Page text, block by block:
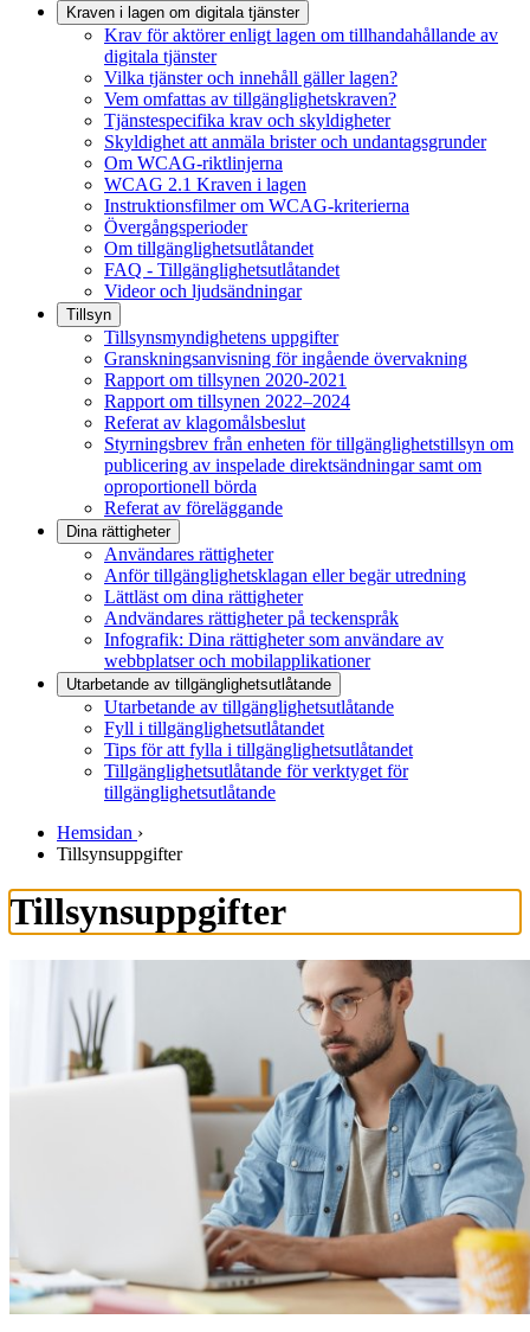
Kraven i lagen om digitala tjänster
Krav för aktörer enligt lagen om tillhandahållande av
digitala tjänster
Vilka tjänster och innehåll gäller lagen?
Vem omfattas av tillgänglighetskraven?
Tjänstespecifika krav och skyldigheter
Skyldighet att anmäla brister och undantagsgrunder
Om WCAG-riktlinjerna
WCAG 2.1 Kraven i lagen
Instruktionsfilmer om WCAG-kriterierna
Övergångsperioder
Om tillgänglighetsutlåtandet
FAQ - Tillgänglighetsutlåtandet
Videor och ljudsändningar
Tillsyn
Tillsynsmyndighetens uppgifter
Granskningsanvisning för ingående övervakning
Rapport om tillsynen 2020-2021
Rapport om tillsynen 2022–2024
Referat av klagomålsbeslut
Styrningsbrev från enheten för tillgänglighetstillsyn om
publicering av inspelade direktsändningar samt om
oproportionell börda
Referat av föreläggande
Dina rättigheter
Användares rättigheter
Anför tillgänglighetsklagan eller begär utredning
Lättläst om dina rättigheter
Andvändares rättigheter på teckenspråk
Infografik: Dina rättigheter som användare av
webbplatser och mobilapplikationer
Utarbetande av tillgänglighets­utlåtande
Utarbetande av tillgänglighetsutlåtande
Fyll i tillgänglighetsutlåtandet
Tips för att fylla i tillgänglighetsutlåtandet
Tillgänglighetsutlåtande för verktyget för
tillgänglighetsutlåtande
Hemsidan ›
Tillsynsuppgifter
Tillsynsuppgifter